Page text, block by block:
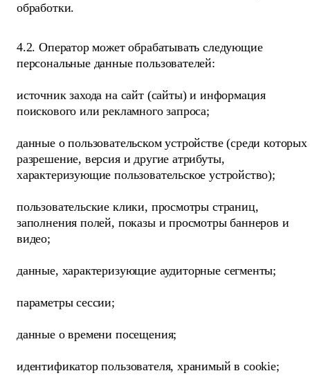
обработки.
4.2. Оператор может обрабатывать следующие
персональные данные пользователей:
источник захода на сайт (сайты) и информация
поискового или рекламного запроса;
данные о пользовательском устройстве (среди которых
разрешение, версия и другие атрибуты,
характеризующие пользовательское устройство);
пользовательские клики, просмотры страниц,
заполнения полей, показы и просмотры баннеров и
видео;
данные, характеризующие аудиторные сегменты;
параметры сессии;
данные о времени посещения;
идентификатор пользователя, хранимый в cookie;